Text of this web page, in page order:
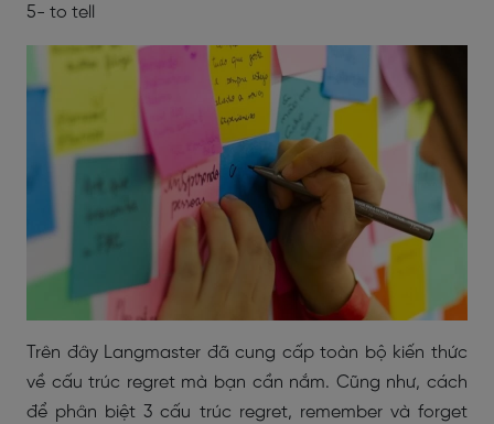
5- to tell
Trên đây Langmaster đã cung cấp toàn bộ kiến thức
về cấu trúc regret mà bạn cần nắm. Cũng như, cách
để phân biệt 3 cấu trúc regret, remember và forget